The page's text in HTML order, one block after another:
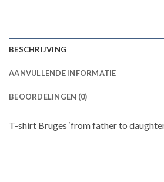
BESCHRIJVING
AANVULLENDE INFORMATIE
BEOORDELINGEN (0)
T-shirt Bruges ‘from father to